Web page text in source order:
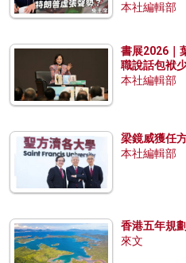
本社編輯部
書展2026｜
職說話包袱
本社編輯部
梁鏡威獲任
本社編輯部
香港五年規
來文